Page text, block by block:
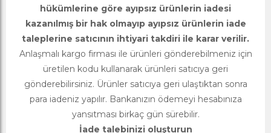
hükümlerine göre ayıpsız ürünlerin iadesi
kazanılmış bir hak olmayıp ayıpsız ürünlerin iade
taleplerine satıcının ihtiyari takdiri ile karar verilir.
Anlaşmalı kargo firması ile ürünleri gönderebilmeniz için
üretilen kodu kullanarak ürünleri satıcıya geri
gönderebilirsiniz. Ürünler satıcıya geri ulaştıktan sonra
para iadeniz yapılır. Bankanızın ödemeyi hesabınıza
yansıtması birkaç gün sürebilir.
İade talebinizi oluşturun